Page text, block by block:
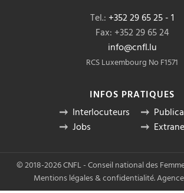
Tel.: +352 29 65 25 - 1
Fax: +352 29 65 24
info@cnfl.lu
RCS Luxembourg No F1571
INFOS PRATIQUES
Interlocuteurs
Jobs
© 2018-2026 CNFL - Conseil national des
Mentions légales & confidentialité.